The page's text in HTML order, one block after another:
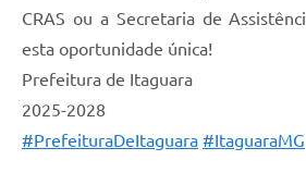
CRAS ou a Secretaria de
esta oportunidade única!
Prefeitura de Itaguara
2025-2028
#PrefeituraDeItaguara #ItaguaraMG